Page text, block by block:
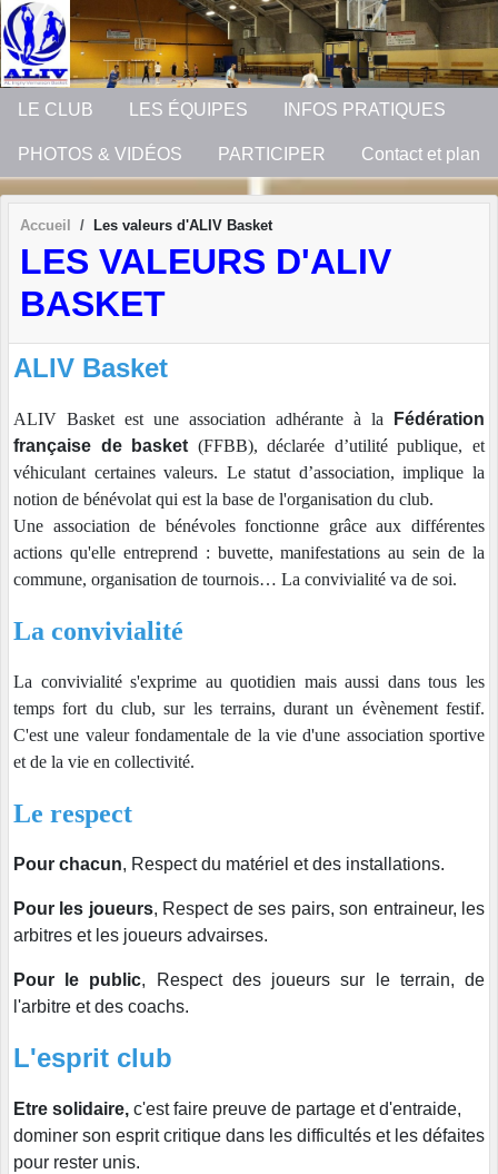
LE CLUB LES ÉQUIPES INFOS PRATIQUES
PHOTOS & VIDÉOS PARTICIPER Contact et plan
Accueil Les valeurs d'ALIV Basket
LES VALEURS D'ALIV
BASKET
ALIV Basket
ALIV Basket est une association adhérante à la
Fédération
française de basket (FFBB), déclarée d’utilité publique, et
véhiculant certaines valeurs. Le statut d’association, implique la
notion de bénévolat qui est la base de l'organisation du club.
Une association de bénévoles fonctionne grâce aux différentes
actions qu'elle entreprend : buvette, manifestations au sein de la
commune, organisation de tournois… La convivialité va de soi.
La convivialité
La convivialité s'exprime au quotidien mais aussi dans tous les
temps fort du club, sur les terrains, durant un évènement festif.
C'est une valeur fondamentale de la vie d'une association sportive
et de la vie en collectivité.
Le respect
Pour chacun, Respect du matériel et des installations.
Pour les joueurs, Respect de ses pairs, son entraineur, les
arbitres et les joueurs advairses.
Pour le public, Respect des joueurs sur le terrain, de
l'arbitre et des coachs.
L'esprit club
Etre solidaire, c'est faire preuve de partage et d'entraide,
dominer son esprit critique dans les difficultés et les défaites
pour rester unis.
Panneau de gestion des cookies